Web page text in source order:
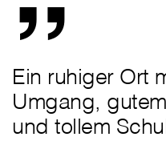
Ein ruhiger Ort
Umgang,
und tollem